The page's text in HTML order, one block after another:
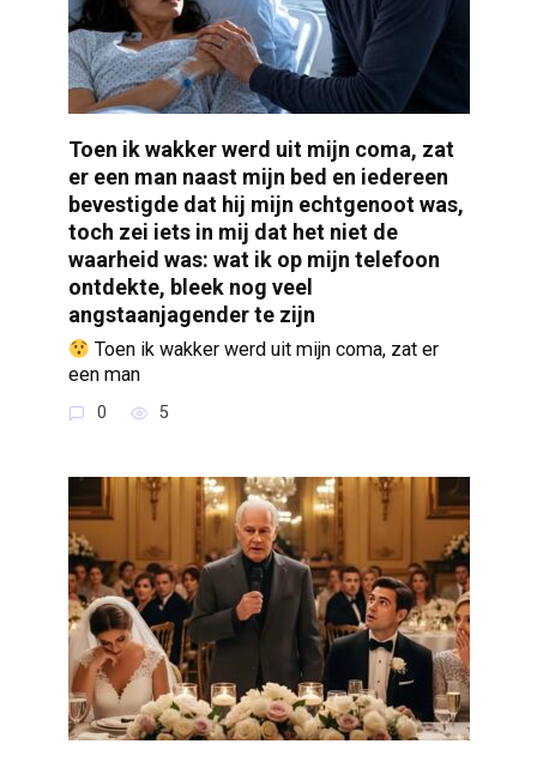
Toen ik wakker werd uit mijn coma, zat
er een man naast mijn bed en iedereen
bevestigde dat hij mijn echtgenoot was,
toch zei iets in mij dat het niet de
waarheid was: wat ik op mijn telefoon
ontdekte, bleek nog veel
angstaanjagender te zijn
Toen ik wakker werd uit mijn coma, zat er
een man
0 5